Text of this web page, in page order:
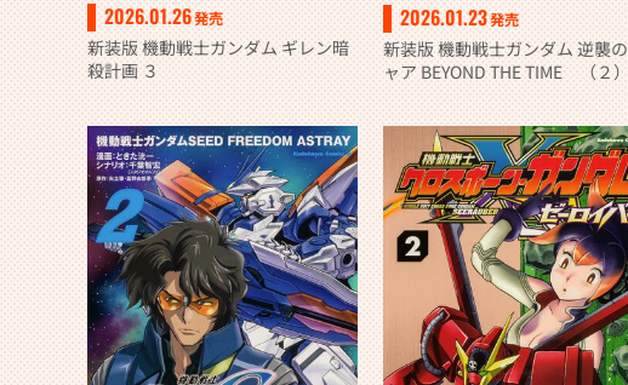
2026.01.26発売
新装版 機動戦士ガンダム ギレン暗
殺計画 ３
2026.01.23発売
新装版 機動戦士ガンダム 逆襲
ャア BEYOND THE TIME （２）